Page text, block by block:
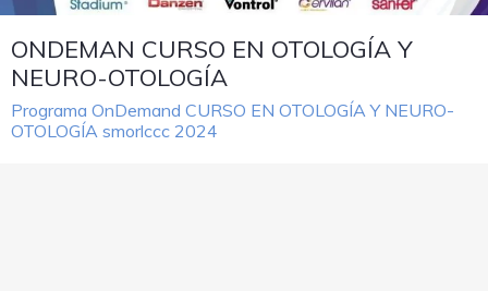
ONDEMAN CURSO EN OTOLOGÍA Y
NEURO-OTOLOGÍA
Programa OnDemand CURSO EN OTOLOGÍA Y NEURO-
OTOLOGÍA smorlccc 2024